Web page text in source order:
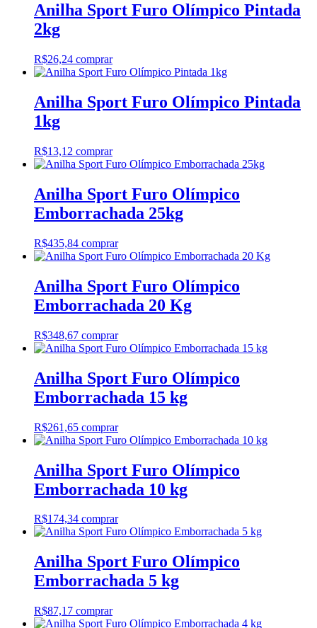
Anilha Sport Furo Olímpico Pintada
2kg
R$26,24 comprar
Anilha Sport Furo Olímpico Pintada
1kg
R$13,12 comprar
Anilha Sport Furo Olímpico
Emborrachada 25kg
R$435,84 comprar
Anilha Sport Furo Olímpico
Emborrachada 20 Kg
R$348,67 comprar
Anilha Sport Furo Olímpico
Emborrachada 15 kg
R$261,65 comprar
Anilha Sport Furo Olímpico
Emborrachada 10 kg
R$174,34 comprar
Anilha Sport Furo Olímpico
Emborrachada 5 kg
R$87,17 comprar